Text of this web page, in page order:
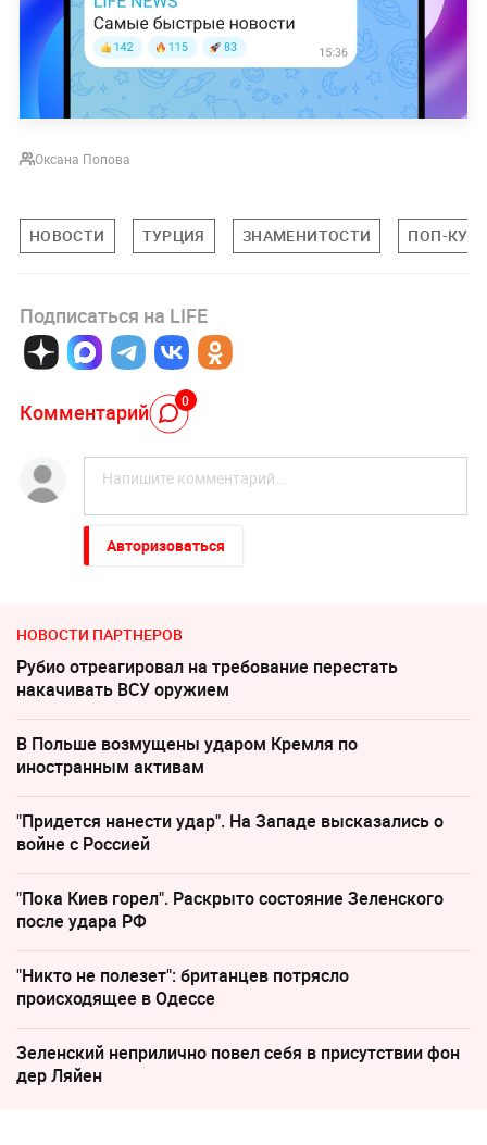
Оксана Попова
НОВОСТИ ТУРЦИЯ ЗНАМЕНИТОСТИ ПОП-
Подписаться на LIFE
Комментарий 0
Авторизоваться
НОВОСТИ ПАРТНЕРОВ
Рубио отреагировал на требование перестать
накачивать ВСУ оружием
В Польше возмущены ударом Кремля по
иностранным активам
"Придется нанести удар". На Западе высказались о
войне с Россией
"Пока Киев горел". Раскрыто состояние Зеленского
после удара РФ
"Никто не полезет": британцев потрясло
происходящее в Одессе
Зеленский неприлично повел cебя в присутствии фон
дер Ляйен